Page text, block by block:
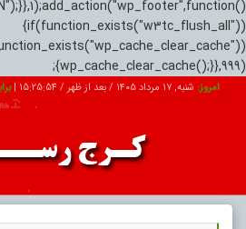
{if(function_exists("w3tc_flush_all"))
{wp_cache_clear_cache();}},999);
امروز: شنبه, ۱۷ مرداد ۱۴۰۵ / بعد از ظهر / 15:25:55
|